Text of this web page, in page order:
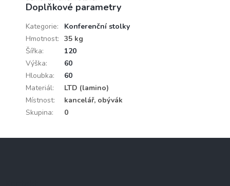
Doplňkové parametry
Kategorie:
Konferenční stolky
Hmotnost: 35 kg
Šířka:
120
Výška:
60
Hloubka:
60
Materiál:
LTD (lamino)
Místnost:
kancelář, obývák
Skupina: 0